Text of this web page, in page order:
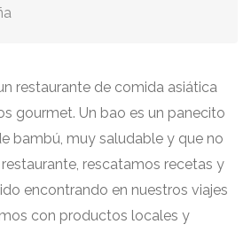
restaurante de comida asiática
gourmet. Un bao es un panecito
bambú, muy saludable y que no
rescatamos recetas y
encontrando en nuestros viajes
con productos locales y